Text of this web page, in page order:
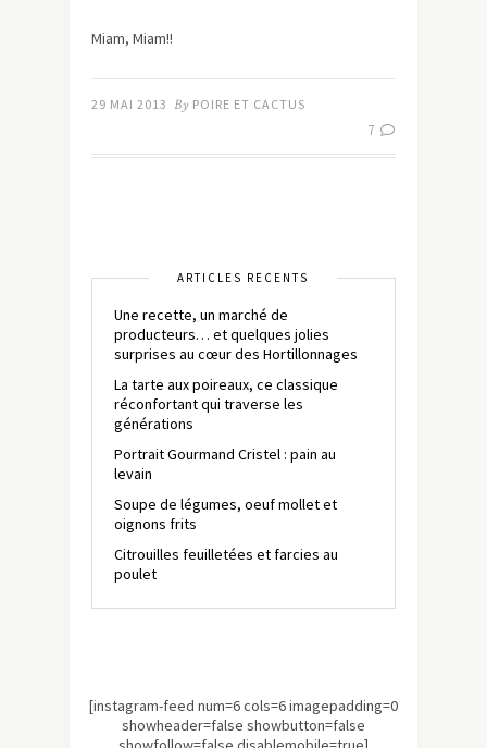
Miam, Miam!!
29 MAI 2013 By POIRE ET CACTUS
7
ARTICLES RÉCENTS
Une recette, un marché de
producteurs… et quelques jolies
surprises au cœur des Hortillonnages
La tarte aux poireaux, ce classique
réconfortant qui traverse les
générations
Portrait Gourmand Cristel : pain au
levain
Soupe de légumes, oeuf mollet et
oignons frits
Citrouilles feuilletées et farcies au
poulet
[instagram-feed num=6 cols=6 imagepadding=0
showheader=false showbutton=false